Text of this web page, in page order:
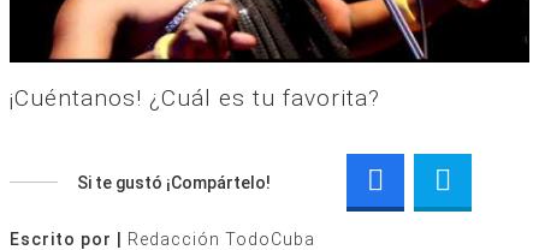
¡Cuéntanos! ¿Cuál es tu favorita?
Si te gustó ¡Compártelo!
Escrito por |
Redacción TodoCuba